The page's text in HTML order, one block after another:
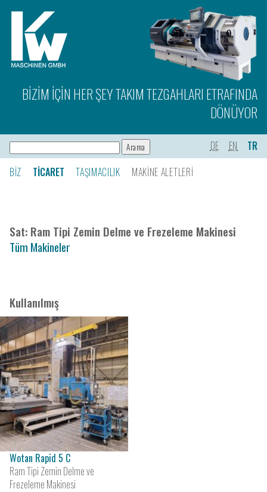
BIZIM IÇIN HER ŞEY TAKIM TEZGAHLARI ETRAFINDA
DÖNÜYOR
DE EN
TR
BIZ
TICARET TAŞIMACILIK MAKINE ALETLERI
Sat: Ram Tipi Zemin Delme ve Frezeleme Makinesi
Tüm Makineler
Kullanılmış
Wotan Rapid 5 C
Ram Tipi Zemin Delme ve
Frezeleme Makinesi